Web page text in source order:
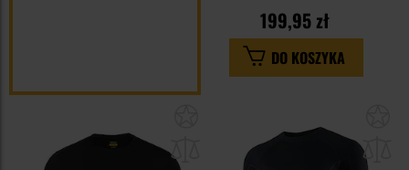
199,95 zł
DO KOSZYKA
schowka